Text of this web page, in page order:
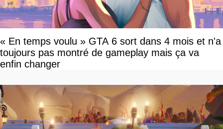
« En temps voulu » GTA 6 sort dans 4 mois et n'a
toujours pas montré de gameplay mais ça va
enfin changer